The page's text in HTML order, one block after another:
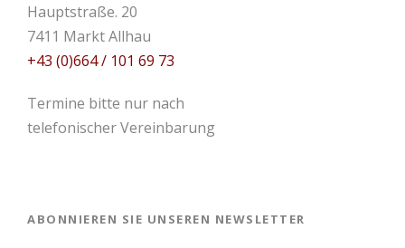
Hauptstraße. 20
7411 Markt Allhau
+43 (0)664 / 101 69 73
Termine bitte nur nach
telefonischer Vereinbarung
ABONNIEREN SIE UNSEREN NEWSLETTER